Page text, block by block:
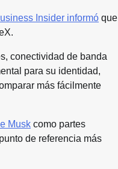
Insider informó que
conectividad de banda
para su identidad,
más fácilmente
Musk como partes
de referencia más